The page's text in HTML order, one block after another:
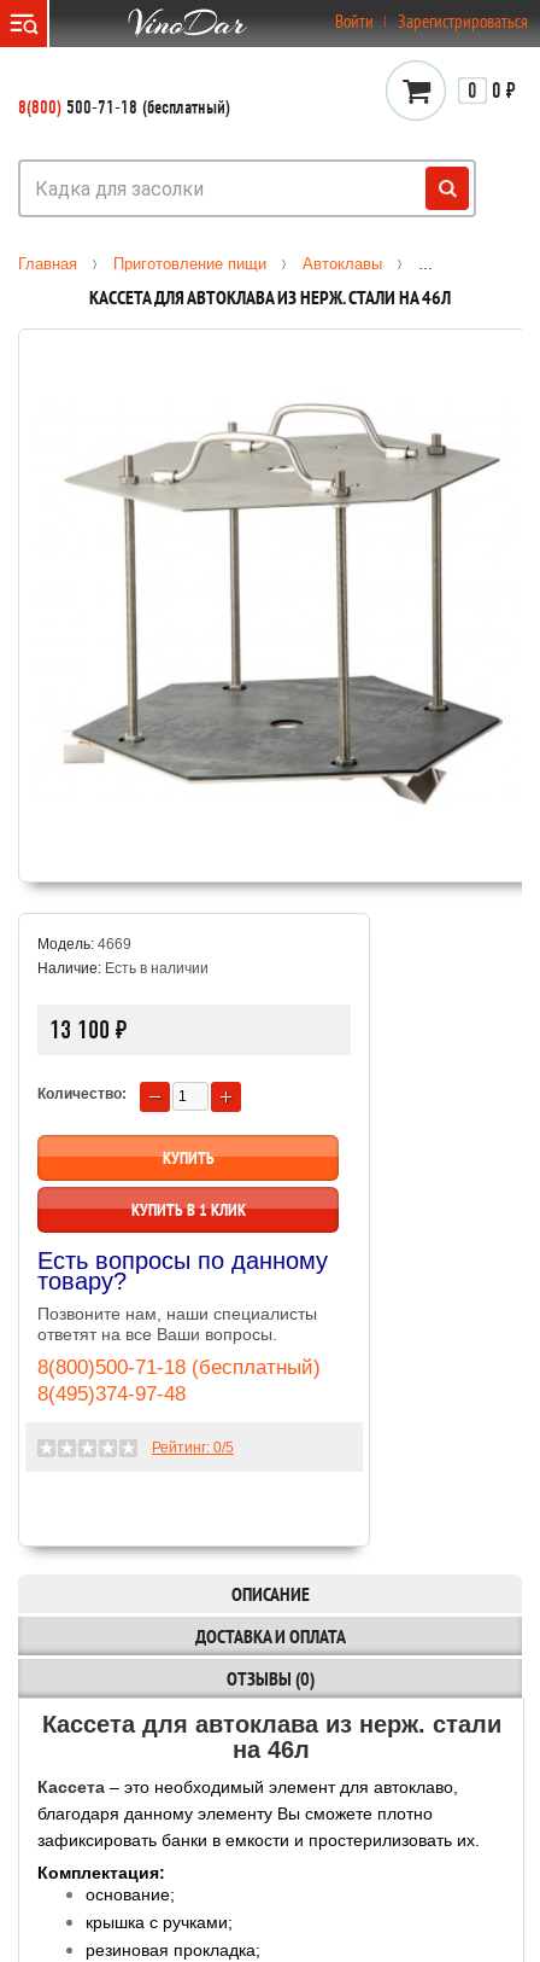
Войти Зарегистрироваться
8(800) 500-71-18 (бесплатный)
0 0 ₽
Главная Приготовление пищи Автоклавы Аксессуары
КАССЕТА ДЛЯ АВТОКЛАВА ИЗ НЕРЖ. СТАЛИ НА 46Л
Модель: 4669
Наличие: Есть в наличии
13 100 ₽
Количество:
КУПИТЬ В 1 КЛИК
Есть вопросы по данному
товару?
Позвоните нам, наши специалисты
ответят на все Ваши вопросы.
8(800)500-71-18 (бесплатный)
8(495)374-97-48
Рейтинг: 0/5
ОПИСАНИЕ
ДОСТАВКА И ОПЛАТА
ОТЗЫВЫ (0)
Кассета для автоклава из нерж. стали
на 46л
Кассета – это необходимый элемент для автоклаво,
благодаря данному элементу Вы сможете плотно
зафиксировать банки в емкости и простерилизовать их.
Комплектация:
основание;
крышка с ручками;
резиновая прокладка;